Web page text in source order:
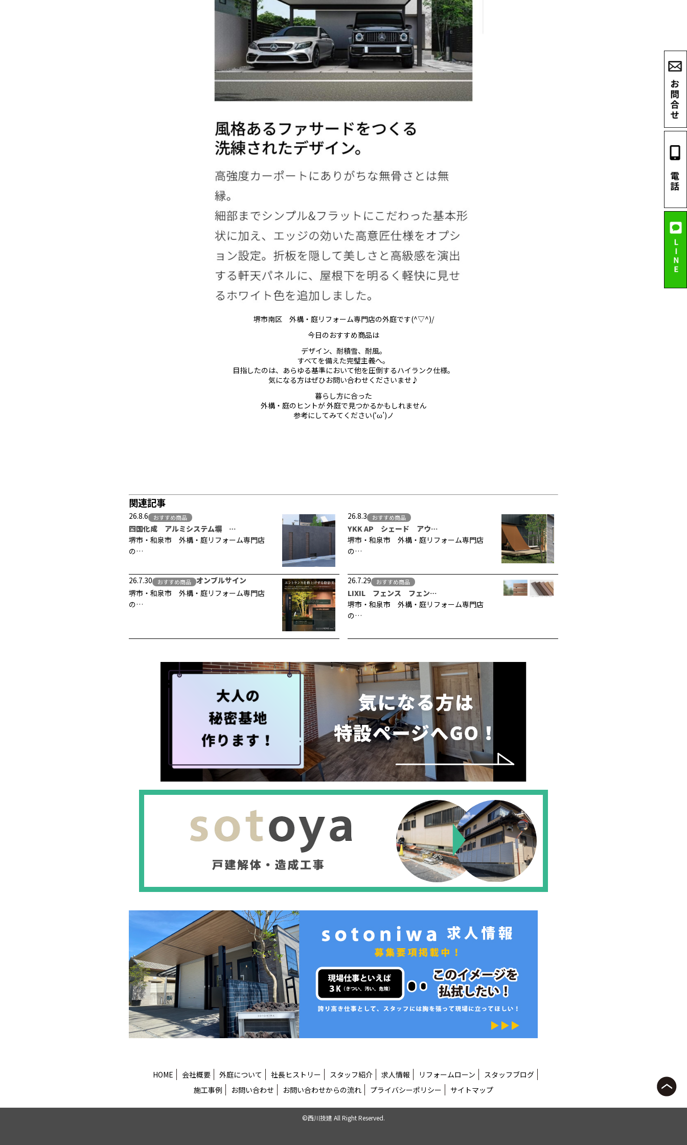
堺市南区 外構・庭リフォーム専門店の外庭です(^▽^)/
今日のおすすめ商品は
デザイン、耐積雪、耐風。
すべてを備えた完璧主義へ。
目指したのは、あらゆる基準において他を圧倒するハイランク仕様。
気になる方はぜひお問い合わせくださいませ♪
暮らし方に合った
外構・庭のヒントが 外庭で見つかるかもしれません
参考にしてみてください(‘ω’)ノ
関連記事
26.8.6 おすすめ商品
四国化成 アルミシステム塀 …
堺市・和泉市 外構・庭リフォーム専門店
の…
26.8.3 おすすめ商品
YKK AP シェード アウ…
堺市・和泉市 外構・庭リフォーム専門店
の…
26.7.30 おすすめ商品
オンブルサイン
堺市・和泉市 外構・庭リフォーム専門店
の…
26.7.29 おすすめ商品
LIXIL フェンス フェン…
堺市・和泉市 外構・庭リフォーム専門店
の…
HOME 会社概要 外庭について 社長ヒストリー スタッフ紹介 求人情報 リフォームローン
スタッフブログ
施工事例
お問い合わせ お問い合わせからの流れ プライバシーポリシー サイトマップ
©西川技建 All Right Reserved.